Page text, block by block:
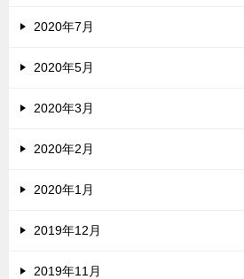
2020年7月
2020年5月
2020年3月
2020年2月
2020年1月
2019年12月
2019年11月